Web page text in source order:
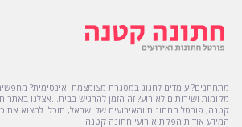
מתחתנים? עומדים לחגוג במסגרת מצומצמת ואינטימית?
מקומות ושירותים לאירוע? זה הזמן להרגיש בבית...אצלנו באתר
קטנה, פורטל החתונות והאירועים של ישראל, תוכלו למצוא את
המידע אודות הפקת אירועי חתונה קטנה.